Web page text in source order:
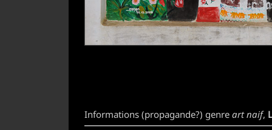
Informations (propagande?) genre art naif,